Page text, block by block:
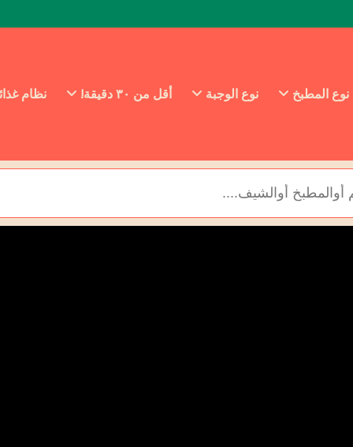
نوع المطبخ نوع الوجبة أقل من ٣٠ دقيقة! نظام